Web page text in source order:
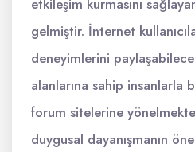
etkileşim kurmasını
gelmiştir. İnternet
deneyimlerini
alanlarına sahip insanlarla
forum sitelerine
duygusal dayanışmanın